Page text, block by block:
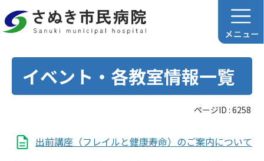
イベント・各教室情報一覧
ページID : 6258
出前講座（フレイルと健康寿命）のご案内について